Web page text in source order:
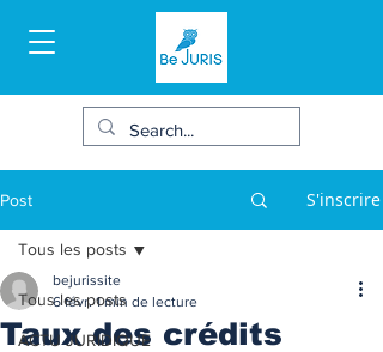
Post S'inscrire
Tous les posts
ACTU JURIDIQUE
Tous les posts
Taux des crédits
bejurissite
6 févr. 1 min de lecture